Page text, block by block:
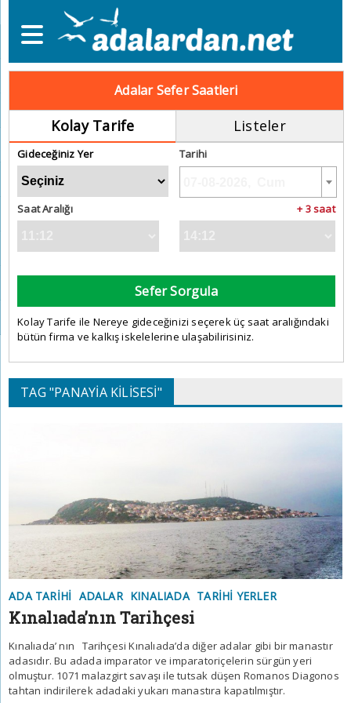
Adalar Sefer Saatleri
Kolay Tarife Listeler
Gideceğiniz Yer Tarihi
Saat Aralığı + 3 saat
Sefer Sorgula
Kolay Tarife ile Nereye gideceğinizi seçerek üç saat aralığındaki
bütün firma ve kalkış iskelelerine ulaşabilirisiniz.
TAG "PANAYIA KILISESI"
ADA TARIHI ADALAR KINALIADA TARIHI YERLER
Kınalıada’nın Tarihçesi
Kınalıada’ nın Tarihçesi Kınalıada’da diğer adalar gibi bir manastır
adasıdır. Bu adada imparator ve imparatoriçelerin sürgün yeri
olmuştur. 1071 malazgirt savaşı ile tutsak düşen Romanos Diagonos
tahtan indirilerek adadaki yukarı manastıra kapatılmıştır.